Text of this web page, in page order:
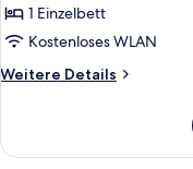
1 Einzelbett
Kostenloses WLAN
Weitere Details
Weitere